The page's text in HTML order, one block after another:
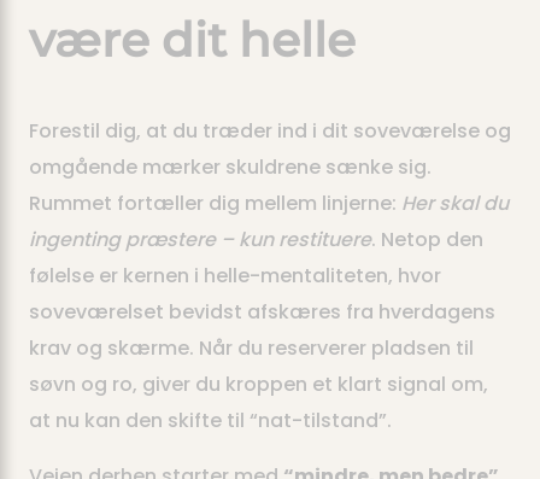
være dit helle
Forestil dig, at du træder ind i dit soveværelse og
omgående mærker skuldrene sænke sig.
Rummet fortæller dig mellem linjerne: Her skal du
ingenting præstere – kun restituere. Netop den
følelse er kernen i helle-mentaliteten, hvor
soveværelset bevidst afskæres fra hverdagens
krav og skærme. Når du reserverer pladsen til
søvn og ro, giver du kroppen et klart signal om,
at nu kan den skifte til “nat-tilstand”.